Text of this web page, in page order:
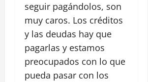
seguir pagándolos, son
muy caros. Los créditos
y las deudas hay que
pagarlas y estamos
preocupados con lo que
pueda pasar con los